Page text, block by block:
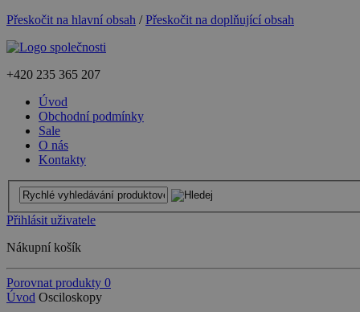
Přeskočit na hlavní obsah /Přeskočit na doplňující obsah
+420 235 365 207
Úvod
Obchodní podmínky
Sale
O nás
Kontakty
Přihlásit uživatele
Nákupní košík
Porovnat produkty 0
Úvod Osciloskopy